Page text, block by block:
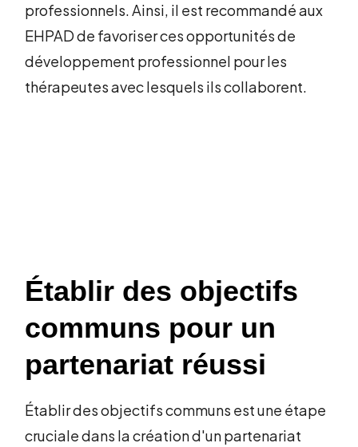
professionnels. Ainsi, il est recommandé aux
EHPAD de favoriser ces opportunités de
développement professionnel pour les
thérapeutes avec lesquels ils collaborent.
Établir des objectifs
communs pour un
partenariat réussi
Établir des objectifs communs est une étape
cruciale dans la création d'un partenariat